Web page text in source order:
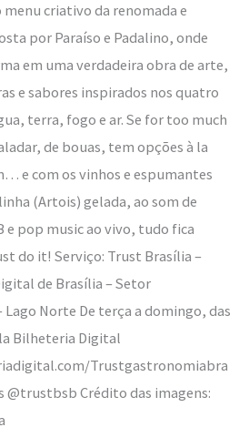
criativo da renomada e
por Paraíso e Padalino, onde
em uma verdadeira obra de arte,
e sabores inspirados nos quatro
terra, fogo e ar. Se for too much
de bouas, tem opções à la
e com os vinhos e espumantes
(Artois) gelada, ao som de
e pop music ao vivo, tudo fica
do it! Serviço: Trust Brasília –
de Brasília – Setor
Norte De terça a domingo, das
Bilheteria Digital
Trustgastronomiabra
@trustbsb Crédito das imagens: